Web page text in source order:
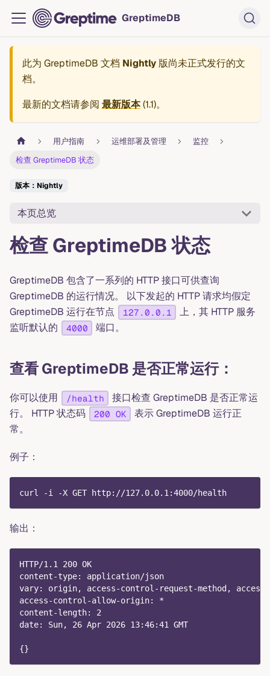
GreptimeDB
此为 GreptimeDB 文档 Nightly 版尚未正式发行的文
档。
最新的文档请参阅 最新版本(1.1)。
用户指南 运维部署及管理
监控
检查 GreptimeDB 状态
版本：Nightly
本页总览
检查 GreptimeDB 状态
GreptimeDB 包含了一系列的 HTTP 接口可供查询
GreptimeDB 的运行情况。 以下发起的 HTTP 请求均假定
GreptimeDB 运行在节点
127.0.0.1
上，其 HTTP 服务
监听默认的
4000 端口。
查看 GreptimeDB 是否正常运行：
你可以使用 /health
接口检查 GreptimeDB 是否正常运
行。 HTTP 状态码
200 OK
表示 GreptimeDB 运行正
常。
例子：
curl -i -X GET http://127.0.0.1:4000/health
输出：
HTTP/1.1 200 OK
content-type: application/json
vary: origin, access-control-request-method,
access-control-allow-origin: *
content-length: 2
date: Sun, 26 Apr 2026 13:46:41 GMT
{}